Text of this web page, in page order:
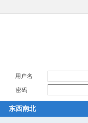
用户名
密码
东西南北